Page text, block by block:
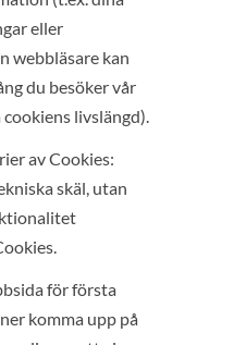
eller
webbläsare kan
du besöker vår
livslängd).
av Cookies:
skäl, utan
för första
komma upp på